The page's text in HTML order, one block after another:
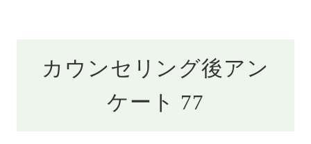
カウンセリング後アン
ケート 77